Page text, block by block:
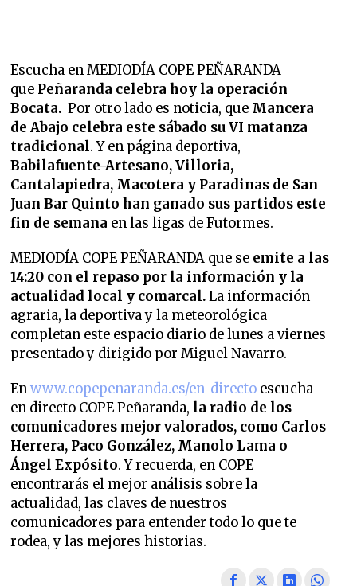
Escucha en MEDIODÍA COPE PEÑARANDA
que Peñaranda celebra hoy la operación
Bocata.Por otro lado es noticia, que Mancera
de Abajo celebra este sábado su VI matanza
tradicional. Y en página deportiva,
Babilafuente-Artesano, Villoria,
Cantalapiedra, Macotera y Paradinas de San
Juan Bar Quinto han ganado sus partidos este
fin de semana en las ligas de Futormes.
MEDIODÍA COPE PEÑARANDA que se emite a las
14:20 con el repaso por la información y la
actualidad local y comarcal.La información
agraria, la deportiva y la meteorológica
completan este espacio diario de lunes a viernes
presentado y dirigido por Miguel Navarro.
Enwww.copepenaranda.es/en-directo escucha
en directo COPE Peñaranda, la radio de los
comunicadores mejor valorados, como Carlos
Herrera, Paco González, Manolo Lama o
Ángel Expósito. Y recuerda, en COPE
encontrarás el mejor análisis sobre la
actualidad, las claves de nuestros
comunicadores para entender todo lo que te
rodea, y las mejores historias.